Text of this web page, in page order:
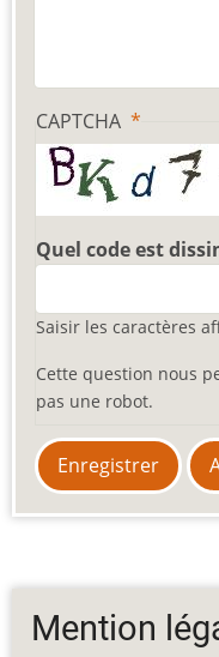
CAPTCHA
Quel code est
Saisir les caractères
Cette question nous
pas une robot.
Mention